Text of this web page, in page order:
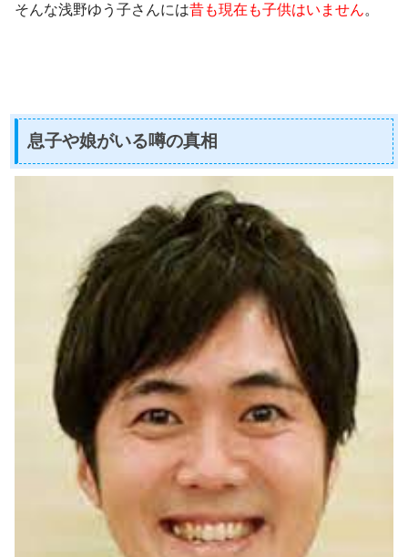
そんな浅野ゆう子さんには昔も現在も子供はいません。
息子や娘がいる噂の真相